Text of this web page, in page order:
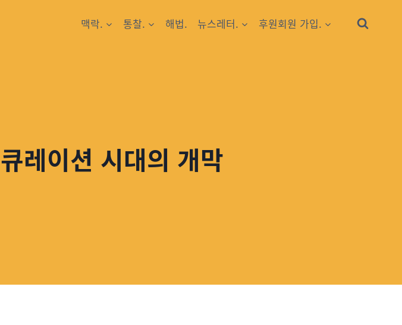
맥락. 통찰. 해법. 뉴스레터. 후원회원 가입.
레이션 시대의 개막